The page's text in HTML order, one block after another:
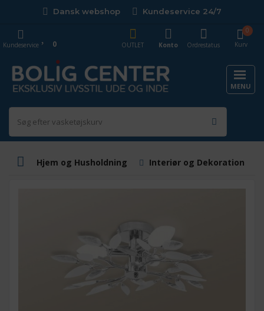
Dansk webshop Kundeservice 24/7
Kurv
0
OUTLET
Konto Ordrestatus
Kundeservice 0
MENU
Hjem og Husholdning Interiør og Dekoration